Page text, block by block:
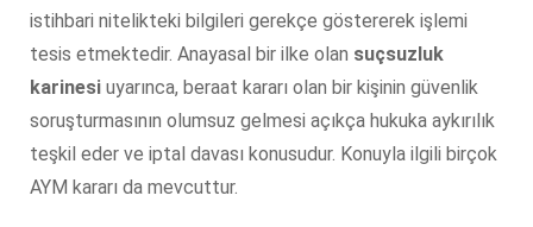
istihbari nitelikteki bilgileri gerekçe göstererek işlemi
tesis etmektedir. Anayasal bir ilke olan suçsuzluk
karinesi uyarınca, beraat kararı olan bir kişinin güvenlik
soruşturmasının olumsuz gelmesi açıkça hukuka aykırılık
teşkil eder ve iptal davası konusudur. Konuyla ilgili birçok
AYM kararı da mevcuttur.